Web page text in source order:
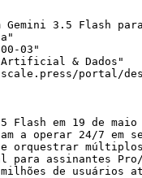
3.5 Flash
03"
& Dados"
portal/
Flash em 19 de maio
a operar 24/7 em
múltiplos
assinantes Pro/
de usuários